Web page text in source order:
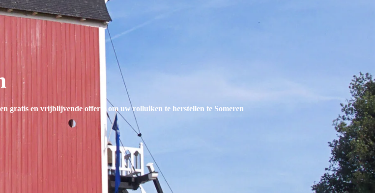
gratis en vrijblijvende offerte om uw rolluiken te herstellen te Someren